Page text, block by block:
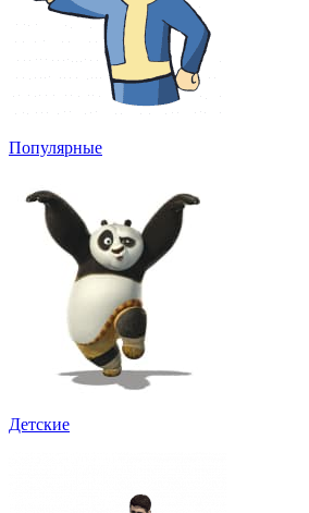
Популярные
Детские